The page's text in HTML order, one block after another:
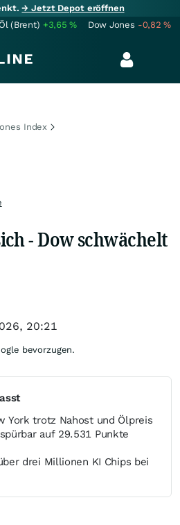
→ Jetzt Depot eröffnen
Öl (Brent) +3,65% Dow Jones -0,82%
Index
- Dow schwächelt
York trotz Nahost und Ölpreis
auf 29.531 Punkte
drei Millionen KI Chips bei
20:21
bevorzugen.